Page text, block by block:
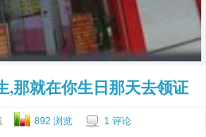
,那就在你生日那天去领证
892 浏览
1 评论